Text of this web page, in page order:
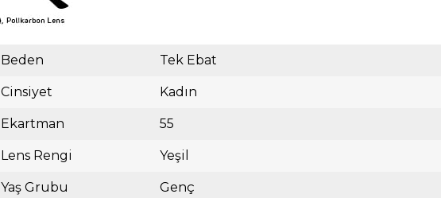
Beden Tek Ebat
Cinsiyet Kadın
Ekartman 55
Lens Rengi Yeşil
Yaş Grubu Genç